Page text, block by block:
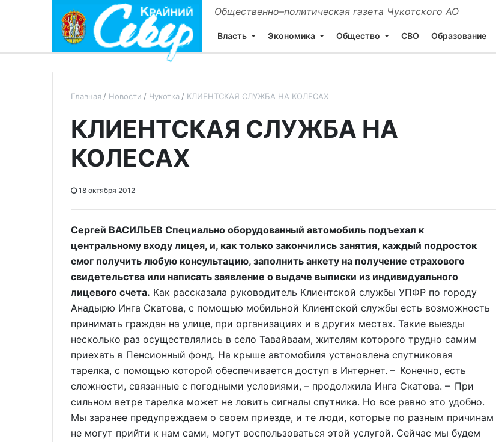
Общественно–политическая газета Чукотского АО
Власть Экономика Общество СВО Образование
Главная Новости Чукотка КЛИЕНТСКАЯ СЛУЖБА НА КОЛЕСАХ
КЛИЕНТСКАЯ СЛУЖБА НА
КОЛЕСАХ
18 октября 2012
Сергей ВАСИЛЬЕВ Специально оборудованный автомобиль подъехал к
центральному входу лицея, и, как только закончились занятия, каждый подросток
смог получить любую консультацию, заполнить анкету на получение страхового
свидетельства или написать заявление о выдаче выписки из индивидуального
лицевого счета. Как рассказала руководитель Клиентской службы УПФР по городу
Анадырю Инга Скатова, с помощью мобильной Клиентской службы есть возможность
принимать граждан на улице, при организациях и в других местах. Такие выезды
несколько раз осуществлялись в село Тавайваам, жителям которого трудно самим
приехать в Пенсионный фонд. На крыше автомобиля установлена спутниковая
тарелка, с помощью которой обеспечивается доступ в Интернет. – Конечно, есть
сложности, связанные с погодными условиями, – продолжила Инга Скатова. – При
сильном ветре тарелка может не ловить сигналы спутника. Но все равно это удобно.
Мы заранее предупреждаем о своем приезде, и те люди, которые по разным причинам
не могут прийти к нам сами, могут воспользоваться этой услугой. Сейчас мы будем